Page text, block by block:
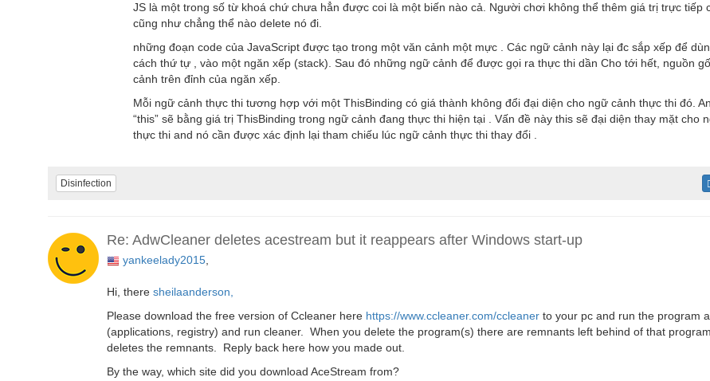
JS là một trong số từ khoá chứ chưa hẳn được coi là một biến nào cả. Người chơi không thể thêm giá trị trực tiếp
cũng như chẳng thể nào delete nó đi.
những đoạn code của JavaScript được tạo trong một văn cảnh một mực . Các ngữ cảnh này lại đc sắp xếp để
cách thứ tự , vào một ngăn xếp (stack). Sau đó những ngữ cảnh để được gọi ra thực thi dần Cho tới hết, nguồn
cảnh trên đỉnh của ngăn xếp.
Mỗi ngữ cảnh thực thi tương hợp với một ThisBinding có giá thành không đổi đại diện cho ngữ cảnh thực thi đó.
“this” sẽ bằng giá trị ThisBinding trong ngữ cảnh đang thực thi hiện tại . Vấn đề này this sẽ đại diện thay mặt cho
thực thi and nó cần được xác định lại tham chiếu lúc ngữ cảnh thực thi thay đổi .
Disinfection
Re: AdwCleaner deletes acestream but it reappears after Windows start-up
yankeelady2015,
Hi, there sheilaanderson,
Please download the free version of Ccleaner here https://www.ccleaner.com/ccleaner to your pc and run the program
(applications, registry) and run cleaner. When you delete the program(s) there are remnants left behind of that
deletes the remnants. Reply back here how you made out.
By the way, which site did you download AceStream from?